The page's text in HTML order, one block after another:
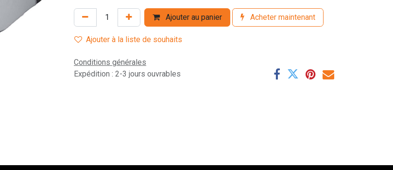
Ajouter au panier Acheter maintenant
Ajouter à la liste de souhaits
Conditions générales
Expédition : 2-3 jours ouvrables